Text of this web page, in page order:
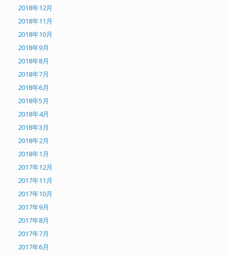
2018年12月
2018年11月
2018年10月
2018年9月
2018年8月
2018年7月
2018年6月
2018年5月
2018年4月
2018年3月
2018年2月
2018年1月
2017年12月
2017年11月
2017年10月
2017年9月
2017年8月
2017年7月
2017年6月